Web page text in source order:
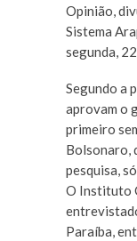
Opinião,
Sistema
segunda,
Segundo a
aprovam o
primeiro
Bolsonaro,
pesquisa,
O Instituto
Paraíba,